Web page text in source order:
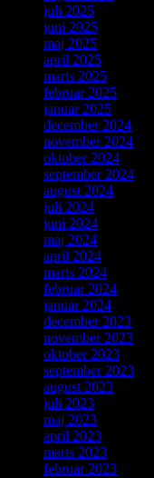
juli 2025
juni 2025
maj 2025
april 2025
marts 2025
februar 2025
januar 2025
december 2024
november 2024
oktober 2024
september 2024
august 2024
juli 2024
juni 2024
maj 2024
april 2024
marts 2024
februar 2024
januar 2024
december 2023
november 2023
oktober 2023
september 2023
august 2023
juli 2023
maj 2023
april 2023
marts 2023
februar 2023